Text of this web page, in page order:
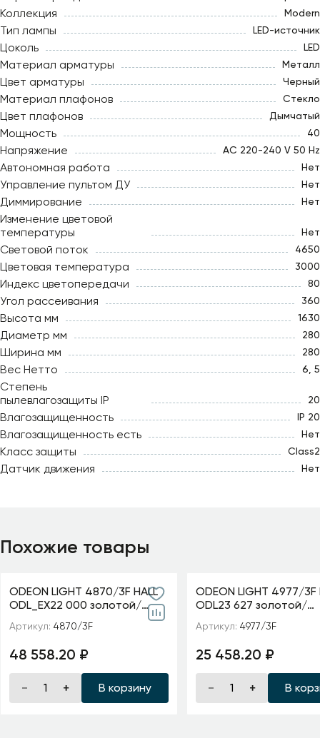
Коллекция Modern
Тип лампы LED-источник
Цоколь LED
Материал арматуры Металл
Цвет арматуры Черный
Материал плафонов Стекло
Цвет плафонов Дымчатый
Мощность 40
Напряжение AC 220-240 V 50 Hz
Автономная работа Нет
Управление пультом ДУ Нет
Диммирование Нет
Изменение цветовой
температуры
Нет
Световой поток 4650
Цветовая температура 3000
Индекс цветопередачи 80
Угол рассеивания 360
Высота мм 1630
Диаметр мм 280
Ширина мм 280
Вес Нетто 6, 5
Степень
пылевлагозащиты IP
20
Влагозащищенность IP 20
Влагозащищенность есть Нет
Класс защиты Class2
Датчик движения Нет
Похожие товары
ODEON LIGHT 4870/3F HALL
ODL_EX22 000 золотой/
чёрный/стекло Торшер E14
3*40W VENTAGLIO
Артикул: 4870/3F
48 558.20 ₽
В корзину
ODEON LIGHT 4977/3F
ODL23 627 золотой/
хрусталь Торшер E14
VERSIA
Артикул: 4977/3F
25 458.20 ₽
В